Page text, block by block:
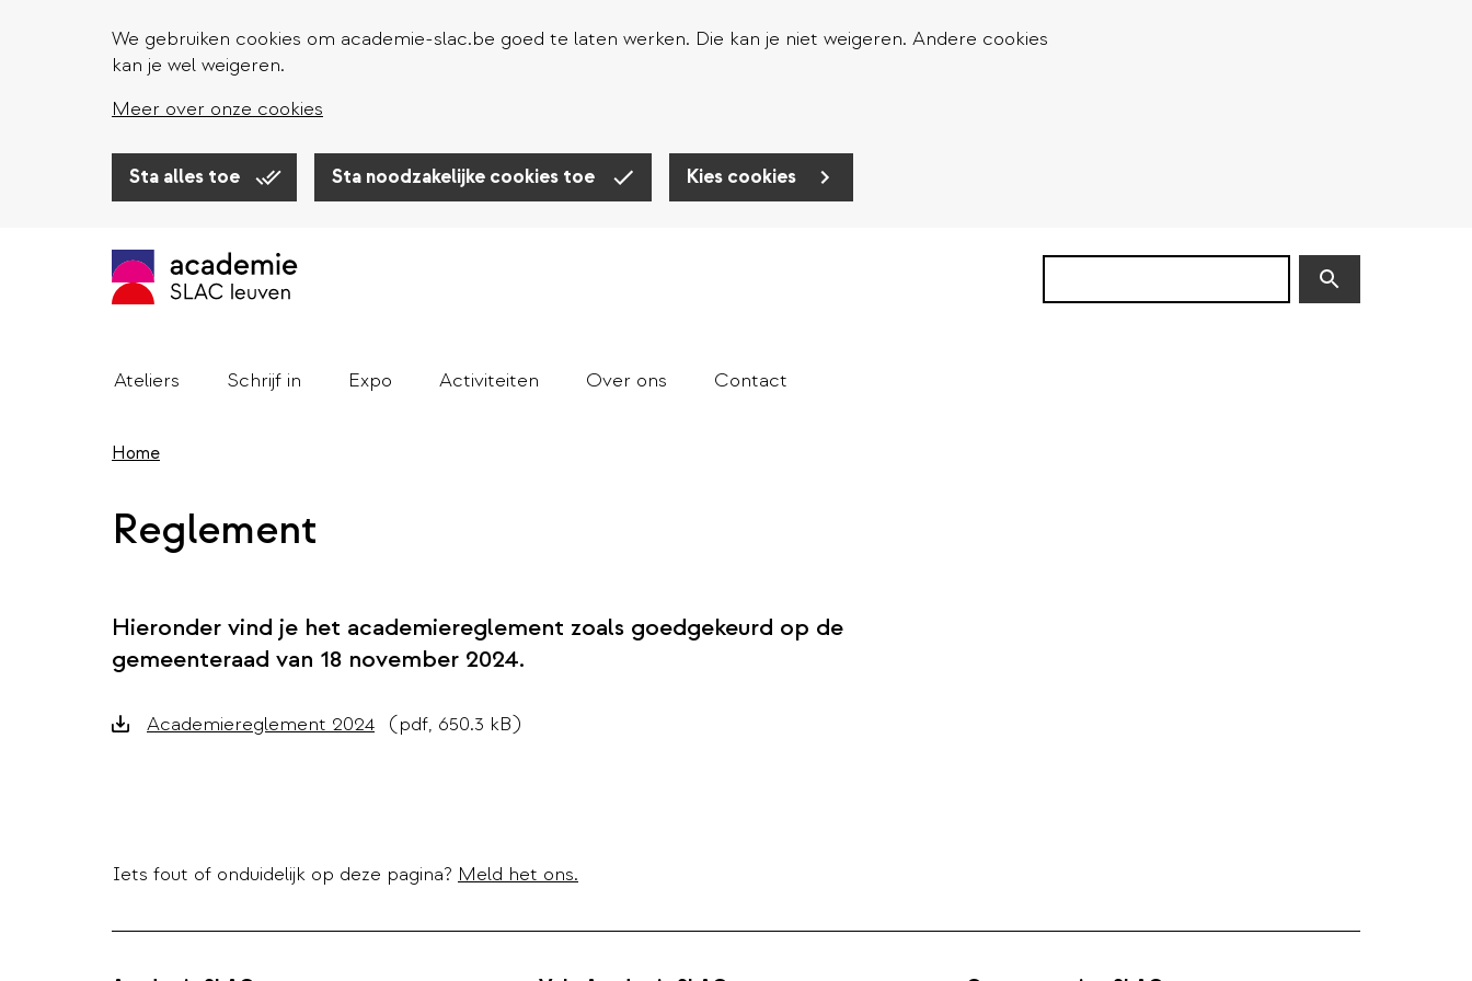
We gebruiken cookies om academie-slac.be goed te laten werken. Die kan je niet weigeren. Andere cookies
kan je wel weigeren.
Meer over onze cookies
Sta alles toe Sta noodzakelijke cookies toe Kies cookies
Ateliers Schrijf in Expo Activiteiten Over ons Contact
Home
Reglement
Hieronder vind je het academiereglement zoals goedgekeurd op de
gemeenteraad van 18 november 2024.
Downloads
Academiereglement 2024 (pdf, 650.3 kB)
Iets fout of onduidelijk op deze pagina? Meld het ons.